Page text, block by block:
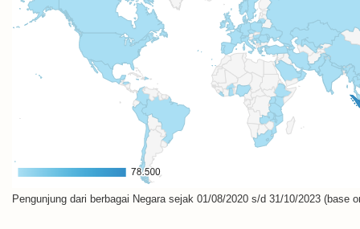
Pengunjung dari berbagai Negara sejak 01/08/2020 s/d 31/10/2023 (base